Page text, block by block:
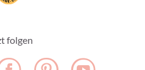
folgen